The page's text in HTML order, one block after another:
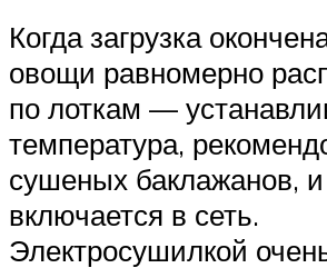
Когда загрузка
овощи равномерно
по лоткам —
температура,
сушеных баклажанов,
включается в сеть.
Электросушилкой